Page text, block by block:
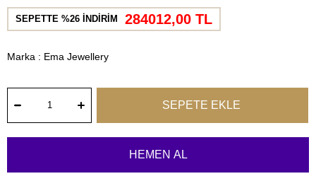
SEPETTE %26 İNDİRİM 284012,00 TL
Marka : Ema Jewellery